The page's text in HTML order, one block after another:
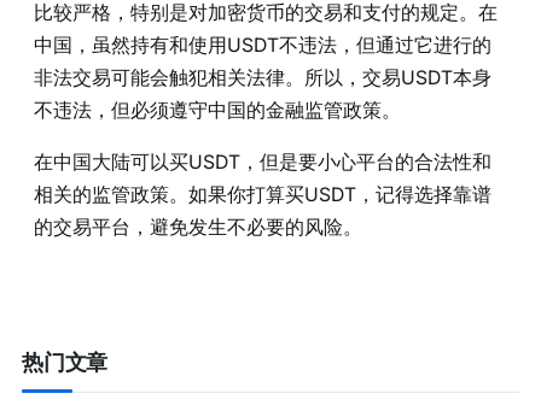
比较严格，特别是对加密货币的交易和支付的规定。在
中国，虽然持有和使用USDT不违法，但通过它进行的
非法交易可能会触犯相关法律。所以，交易USDT本身
不违法，但必须遵守中国的金融监管政策。
在中国大陆可以买USDT，但是要小心平台的合法性和
相关的监管政策。如果你打算买USDT，记得选择靠谱
的交易平台，避免发生不必要的风险。
热门文章